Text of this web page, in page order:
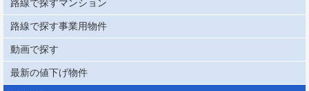
路線で探すマンション
路線で探す事業用物件
動画で探す
最新の値下げ物件